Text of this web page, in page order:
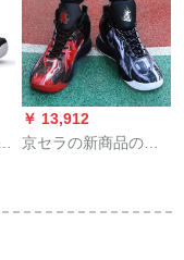
￥ 13,912
京セラの新商品のバ
リは春秋にジェーム